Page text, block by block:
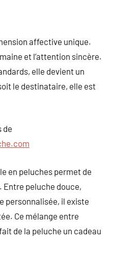
affective unique.
et l’attention sincère.
elle devient un
le destinataire, elle est
de
en peluches permet de
Entre peluche douce,
personnalisée, il existe
Ce mélange entre
de la peluche un cadeau